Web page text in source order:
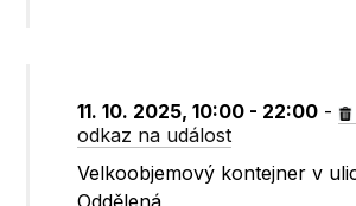
11. 10. 2025, 10:00 - 22:00 -
odkaz na událost
Velkoobjemový kontejner v
Oddělená